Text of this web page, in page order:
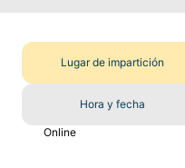
Lugar de impartición
Hora y fecha
Online